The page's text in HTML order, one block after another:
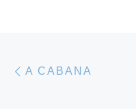
A CABANA